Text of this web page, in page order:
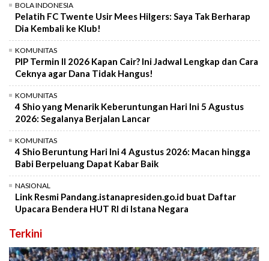
BOLA INDONESIA
Pelatih FC Twente Usir Mees Hilgers: Saya Tak Berharap
Dia Kembali ke Klub!
KOMUNITAS
PIP Termin II 2026 Kapan Cair? Ini Jadwal Lengkap dan Cara
Ceknya agar Dana Tidak Hangus!
KOMUNITAS
4 Shio yang Menarik Keberuntungan Hari Ini 5 Agustus
2026: Segalanya Berjalan Lancar
KOMUNITAS
4 Shio Beruntung Hari Ini 4 Agustus 2026: Macan hingga
Babi Berpeluang Dapat Kabar Baik
NASIONAL
Link Resmi Pandang.istanapresiden.go.id buat Daftar
Upacara Bendera HUT RI di Istana Negara
Terkini